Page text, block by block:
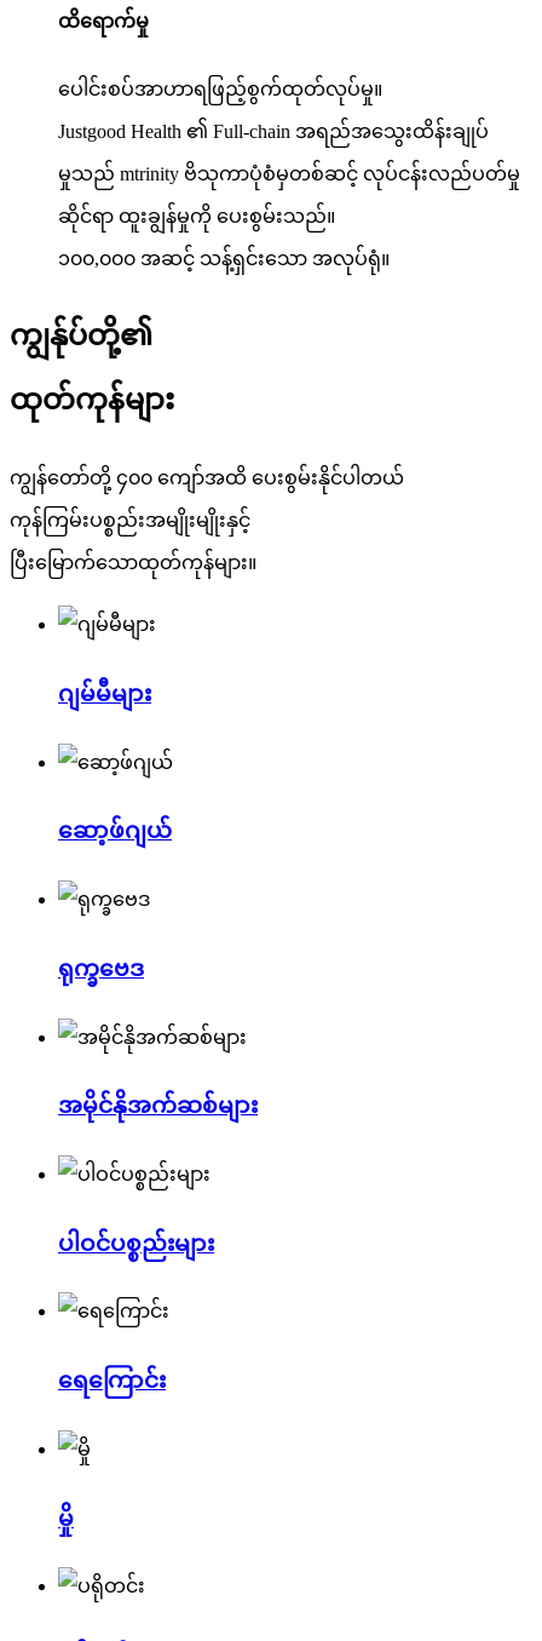
ထိရောက်မှု
ပေါင်းစပ်အာဟာရဖြည့်စွက်ထုတ်လုပ်မှု။
Justgood Health ၏ Full-chain အရည်အသွေးထိန်းချုပ်
မှုသည် mtrinity ဗိသုကာပုံစံမှတစ်ဆင့် လုပ်ငန်းလည်ပတ်မှု
ဆိုင်ရာ ထူးချွန်မှုကို ပေးစွမ်းသည်။
၁၀၀,၀၀၀ အဆင့် သန့်ရှင်းသော အလုပ်ရုံ။
ကျွန်ုပ်တို့၏
ထုတ်ကုန်များ
ကျွန်တော်တို့ ၄၀၀ ကျော်အထိ ပေးစွမ်းနိုင်ပါတယ်
ကုန်ကြမ်းပစ္စည်းအမျိုးမျိုးနှင့်
ပြီးမြောက်သောထုတ်ကုန်များ။
ဂျမ်မီများ
ဆော့ဖ်ဂျယ်
ရုက္ခဗေဒ
အမိုင်နိုအက်ဆစ်များ
ပါဝင်ပစ္စည်းများ
ရေကြောင်း
မှို